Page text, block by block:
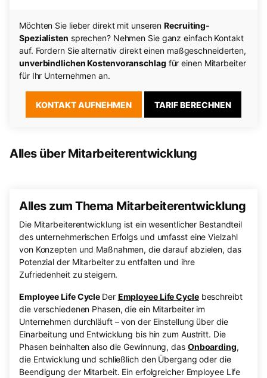
Möchten Sie lieber direkt mit unserenRecruiting-
Spezialisten sprechen? Nehmen Sie ganz einfach Kontakt
auf. Fordern Sie alternativ direkt einen maßgeschneiderten,
unverbindlichen Kostenvoranschlag für einen Mitarbeiter
für Ihr Unternehmen an.
KONTAKT AUFNEHMEN TARIF BERECHNEN
Alles über Mitarbeiterentwicklung
Alles zum Thema Mitarbeiterentwicklung
Die Mitarbeiterentwicklung ist ein wesentlicher Bestandteil
des unternehmerischen Erfolgs und umfasst eine Vielzahl
von Konzepten und Maßnahmen, die darauf abzielen, das
Potenzial der Mitarbeiter zu entfalten und ihre
Zufriedenheit zu steigern.
Employee Life Cycle Der Employee Life Cyclebeschreibt
die verschiedenen Phasen, die ein Mitarbeiter im
Unternehmen durchläuft – von der Einstellung über die
Einarbeitung und Entwicklung bis hin zum Austritt. Die
Phasen beinhalten also die Gewinnung, das Onboarding,
die Entwicklung und schließlich den Übergang oder die
Beendigung der Mitarbeit. Ein erfolgreicher Employee Life